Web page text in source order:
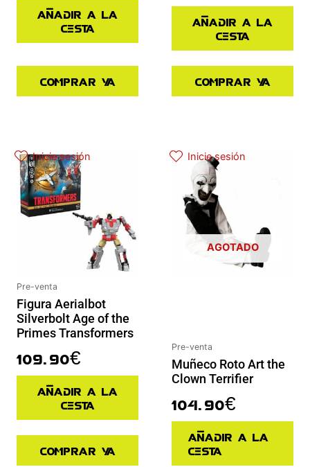
Añadir a la
cesta
Comprar ya
Añadir a la
cesta
Comprar ya
Inicie sesión
Pre-venta
Figura Aerialbot
Silverbolt Age of the
Primes Transformers
109.90€
Añadir a la
cesta
Comprar ya
Inicie sesión
AGOTADO
Pre-venta
Muñeco Roto Art the
Clown Terrifier
104.90€
Añadir a la
cesta